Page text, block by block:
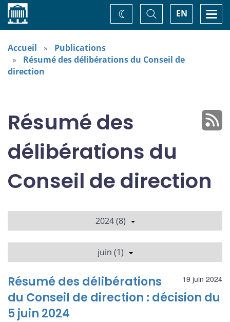
Accueil EN
Basculer
la
recherche
Changez
de
Accueil
Publications
Résumé des délibérations du Conseil de
direction
Résumé des
délibérations du
Conseil de direction
2024 (8)
juin (1)
19 juin 2024
Résumé des délibérations
du Conseil de direction : décision du
5 juin 2024